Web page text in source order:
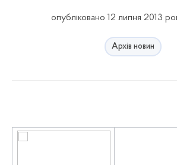
опубліковано 12 липня 2013
Архів новин